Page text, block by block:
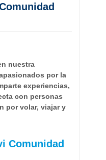
nuestra
por la
experiencias,
con personas
por volar, viajar y
Comunidad